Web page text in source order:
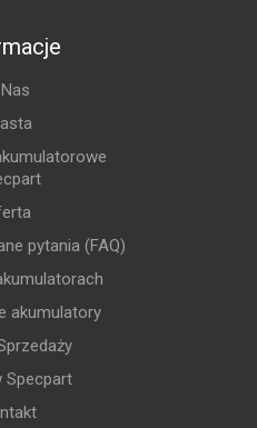
pytania (FAQ)
akumulatory
Specpart